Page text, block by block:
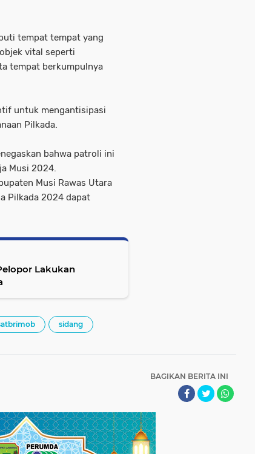
tempat tempat yang
vital seperti
tempat berkumpulnya
untuk mengantisipasi
Pilkada.
bahwa patroli ini
Musi 2024.
Musi Rawas Utara
Pilkada 2024 dapat
Lakukan
sidang
BAGIKAN BERITA INI